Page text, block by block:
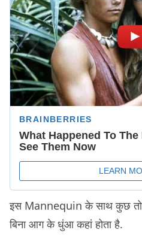
इस Mannequin के साथ कुछ तो
बिना आग के धुंआ कहां होता है.